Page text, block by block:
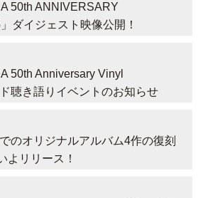
MEMBERS
50th ANNIVERSARY
ダイジェスト映像公開！
50th Anniversary Vinyl
聴き語りイベントのお知らせ
のオリジナルアルバム4作の復刻
よリリース！